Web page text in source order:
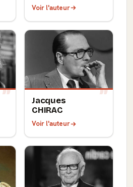
Voir l'auteur
Jacques
CHIRAC
Voir l'auteur